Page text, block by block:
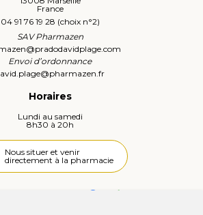
France
04 91 76 19 28 (choix n°2)
SAV Pharmazen
@pradodavidplage.com
Envoi d’ordonnance
@pharmazen.fr
Horaires
Lundi au samedi
8h30 à 20h
Nous situer et venir
directement à la pharmacie